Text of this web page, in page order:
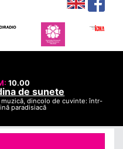
10.00
de sunete
muzică, dincolo de cuvinte: într-
paradisiacă